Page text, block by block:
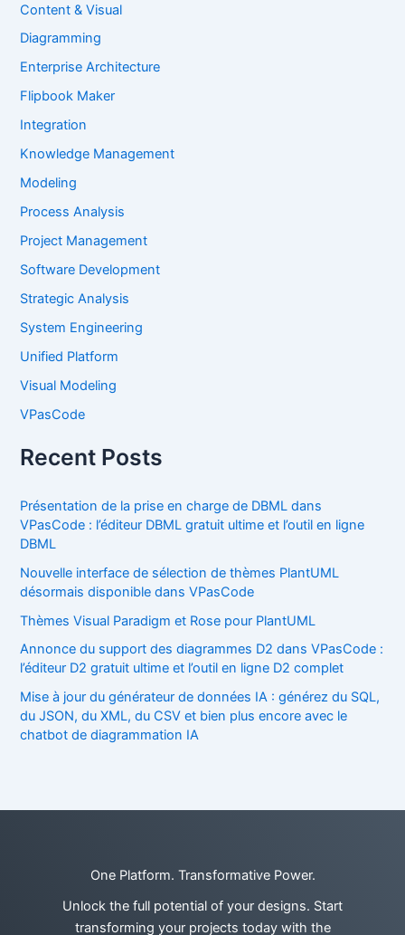
Content & Visual
Diagramming
Enterprise Architecture
Flipbook Maker
Integration
Knowledge Management
Modeling
Process Analysis
Project Management
Software Development
Strategic Analysis
System Engineering
Unified Platform
Visual Modeling
VPasCode
Recent Posts
Présentation de la prise en charge de DBML dans
VPasCode : l’éditeur DBML gratuit ultime et l’outil en ligne
DBML
Nouvelle interface de sélection de thèmes PlantUML
désormais disponible dans VPasCode
Thèmes Visual Paradigm et Rose pour PlantUML
Annonce du support des diagrammes D2 dans VPasCode :
l’éditeur D2 gratuit ultime et l’outil en ligne D2 complet
Mise à jour du générateur de données IA : générez du SQL,
du JSON, du XML, du CSV et bien plus encore avec le
chatbot de diagrammation IA
One Platform. Transformative Power.
Unlock the full potential of your designs. Start
transforming your projects today with the